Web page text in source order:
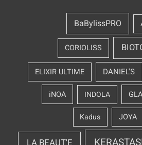
BaBylissPRO
CORIOLISS
DANIEL'S
ELIXIR ULTIME
INDOLA
iNOA
JOYA
Kadus